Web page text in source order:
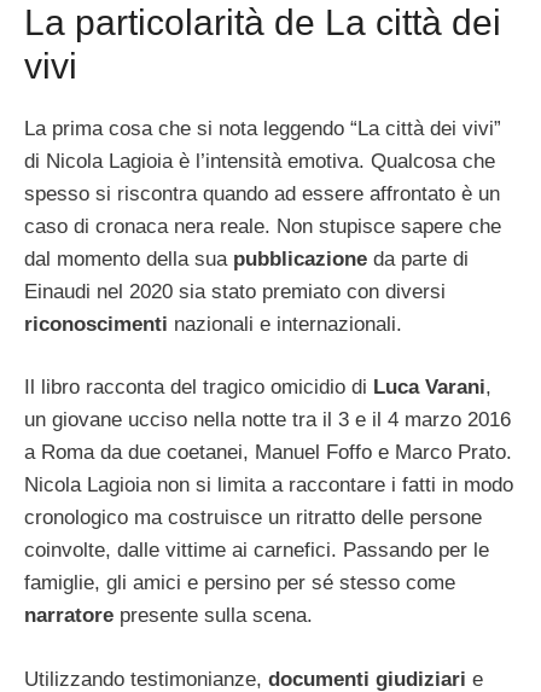
La particolarità de La città dei
vivi
La prima cosa che si nota leggendo “La città dei vivi”
di Nicola Lagioia è l’intensità emotiva. Qualcosa che
spesso si riscontra quando ad essere affrontato è un
caso di cronaca nera reale. Non stupisce sapere che
dal momento della suapubblicazione da parte di
Einaudi nel 2020 sia stato premiato con diversi
riconoscimenti nazionali e internazionali.
Il libro racconta del tragico omicidio di Luca Varani,
un giovane ucciso nella notte tra il 3 e il 4 marzo 2016
a Roma da due coetanei, Manuel Foffo e Marco Prato.
Nicola Lagioia non si limita a raccontare i fatti in modo
cronologico ma costruisce un ritratto delle persone
coinvolte, dalle vittime ai carnefici. Passando per le
famiglie, gli amici e persino per sé stesso come
narratore presente sulla scena.
Utilizzando testimonianze, documenti giudiziari e